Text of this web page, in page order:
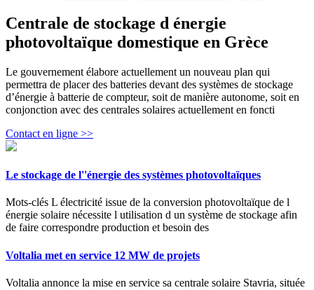
Centrale de stockage d énergie
photovoltaïque domestique en Grèce
Le gouvernement élabore actuellement un nouveau plan qui
permettra de placer des batteries devant des systèmes de stockage
d’énergie à batterie de compteur, soit de manière autonome, soit en
conjonction avec des centrales solaires actuellement en foncti
Contact en ligne >>
Le stockage de l''énergie des systèmes photovoltaïques
Mots-clés L électricité issue de la conversion photovoltaïque de l
énergie solaire nécessite l utilisation d un système de stockage afin
de faire correspondre production et besoin des
Voltalia met en service 12 MW de projets
Voltalia annonce la mise en service sa centrale solaire Stavria, située